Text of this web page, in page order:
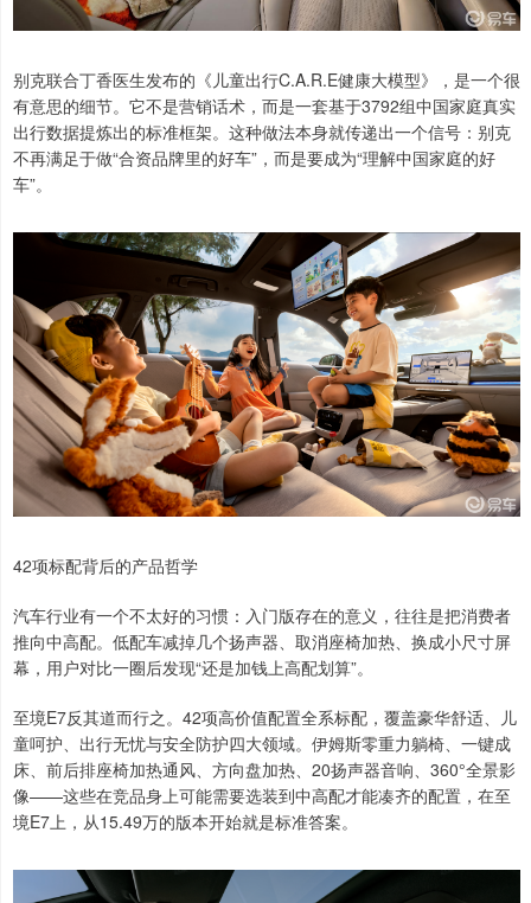
别克联合丁香医生发布的《儿童出行C.A.R.E健康大模型》，是一个很
有意思的细节。它不是营销话术，而是一套基于3792组中国家庭真实
出行数据提炼出的标准框架。这种做法本身就传递出一个信号：别克
不再满足于做“合资品牌里的好车”，而是要成为“理解中国家庭的好
车”。
42项标配背后的产品哲学
汽车行业有一个不太好的习惯：入门版存在的意义，往往是把消费者
推向中高配。低配车减掉几个扬声器、取消座椅加热、换成小尺寸屏
幕，用户对比一圈后发现“还是加钱上高配划算”。
至境E7反其道而行之。42项高价值配置全系标配，覆盖豪华舒适、儿
童呵护、出行无忧与安全防护四大领域。伊姆斯零重力躺椅、一键成
床、前后排座椅加热通风、方向盘加热、20扬声器音响、360°全景影
像——这些在竞品身上可能需要选装到中高配才能凑齐的配置，在至
境E7上，从15.49万的版本开始就是标准答案。